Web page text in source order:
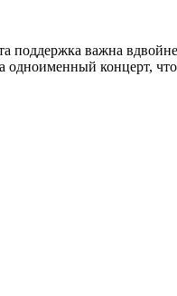
поддержка важна
концерт,